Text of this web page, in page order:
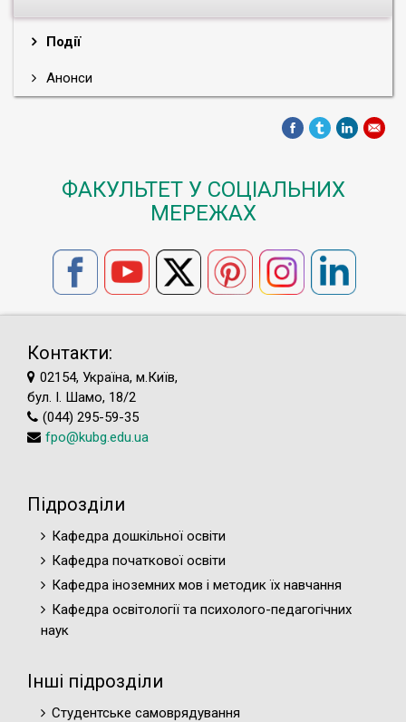
Події
Анонси
ФАКУЛЬТЕТ У СОЦІАЛЬНИХ
МЕРЕЖАХ
Контакти:
02154, Україна, м.Київ,
бул. І. Шамо, 18/2
(044) 295-59-35
fpo@kubg.edu.ua
Підрозділи
Кафедра дошкільної освіти
Кафедра початкової освіти
Кафедра іноземних мов і методик їх навчання
Кафедра освітології та психолого-педагогічних
наук
Інші підрозділи
Студентське самоврядування